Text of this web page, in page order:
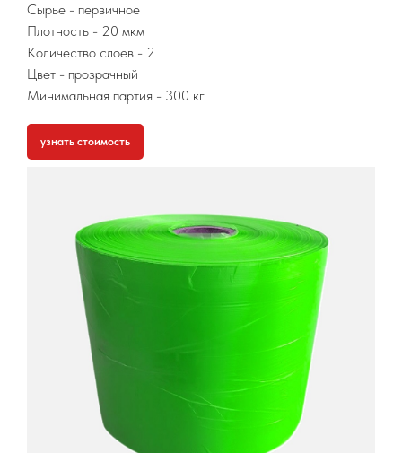
Сырье - первичное
Плотность - 20 мкм
Количество слоев - 2
Цвет - прозрачный
Минимальная партия - 300 кг
узнать стоимость